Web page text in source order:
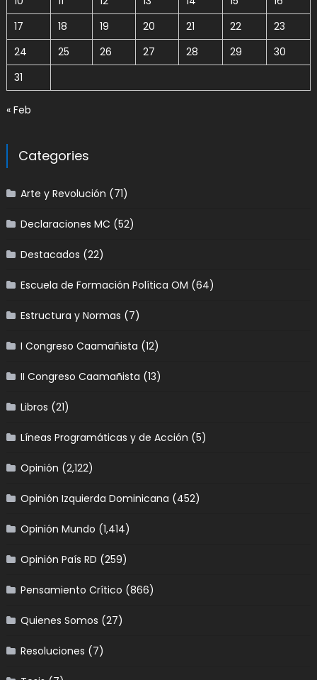
17
18 19 20 21 22
23
24
25 26 27 28 29
30
31
« Feb
Categories
Arte y Revolución (71)
Declaraciones MC (52)
Destacados (22)
Escuela de Formación Política OM (64)
Estructura y Normas (7)
I Congreso Caamañista (12)
II Congreso Caamañista (13)
Libros (21)
Líneas Programáticas y de Acción (5)
Opinión (2,122)
Opinión Izquierda Dominicana (452)
Opinión Mundo (1,414)
Opinión País RD (259)
Pensamiento Crítico (866)
Quienes Somos (27)
Resoluciones (7)